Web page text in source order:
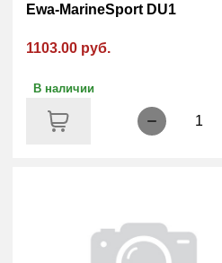
Ewa-MarineSport DU1
1103.00 руб.
В наличии
1